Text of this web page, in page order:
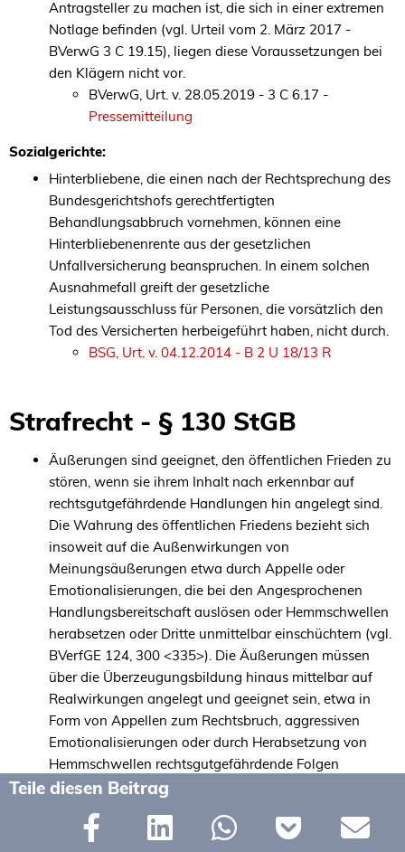
Antragsteller zu machen ist, die sich in einer extremen
Notlage befinden (vgl. Urteil vom 2. März 2017 -
BVerwG 3 C 19.15), liegen diese Voraussetzungen bei
den Klägern nicht vor.
BVerwG, Urt. v. 28.05.2019 - 3 C 6.17 -
Pressemitteilung
Sozialgerichte:
Hinterbliebene, die einen nach der Rechtsprechung des
Bundesgerichtshofs gerechtfertigten
Behandlungsabbruch vornehmen, können eine
Hinterbliebenenrente aus der gesetzlichen
Unfallversicherung beanspruchen. In einem solchen
Ausnahmefall greift der gesetzliche
Leistungsausschluss für Personen, die vorsätzlich den
Tod des Versicherten herbeigeführt haben, nicht durch.
BSG, Urt. v. 04.12.2014 - B 2 U 18/13 R
Strafrecht - § 130 StGB
Äußerungen sind geeignet, den öffentlichen Frieden zu
stören, wenn sie ihrem Inhalt nach erkennbar auf
rechtsgutgefährdende Handlungen hin angelegt sind.
Die Wahrung des öffentlichen Friedens bezieht sich
insoweit auf die Außenwirkungen von
Meinungsäußerungen etwa durch Appelle oder
Emotionalisierungen, die bei den Angesprochenen
Handlungsbereitschaft auslösen oder Hemmschwellen
herabsetzen oder Dritte unmittelbar einschüchtern (vgl.
BVerfGE 124, 300 <335>). Die Äußerungen müssen
über die Überzeugungsbildung hinaus mittelbar auf
Realwirkungen angelegt und geeignet sein, etwa in
Form von Appellen zum Rechtsbruch, aggressiven
Emotionalisierungen oder durch Herabsetzung von
Hemmschwellen rechtsgutgefährdende Folgen
unmittelbar auszulösen (vgl. BVerfGE 124, 300 <333>).
22.06.2018 - 1 BvR 2083/15
Teile diesen Beitrag